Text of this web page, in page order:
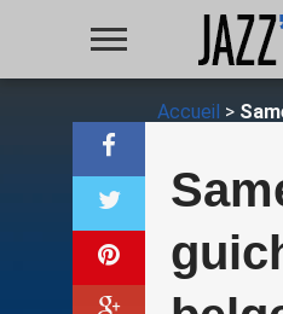
Accueil >